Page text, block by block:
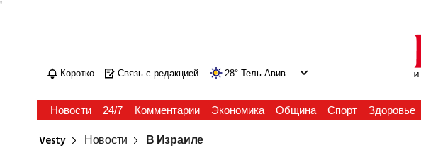
'
Коротко Связь с редакцией 28° Тель-Авив
Новости 24/7 Комментарии Экономика Община Спорт Здоровье
Vesty Новости В Израиле